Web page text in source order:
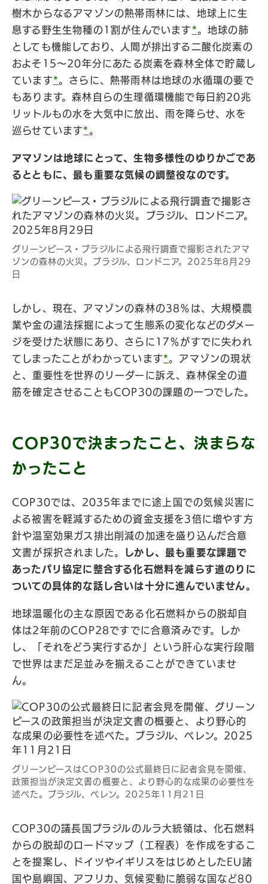
樹木からなるアマゾンの熱帯雨林には、地球上に生
息する野生生物種の1割が住んでいます*。地球の肺
としても機能しており、人間が排出する二酸化炭素の
およそ15〜20年分にあたる炭素を森林全体で貯蔵し
ています*。さらに、熱帯雨林は地球の水循環の要で
もあります。森林自らの生理循環機能で毎日約20兆
リットルもの水を大気中に放出、雨を降らせ、水を
巡らせています* 。
アマゾンは地球にとって、生物多様性のゆりかごであ
るとともに、最も重要な気候の調整役なのです。
グリーンピース・ブラジルによる飛行調査で撮影されたアマ
ゾンの森林の火災。ブラジル、ロンドニア。2025年8月29
日
しかし、現在、アマゾンの森林の38％は、大規模農
業や金の違法採掘によって生態系の変化などのダメー
ジを受けた状態にあり、さらに17％がすでに失われ
てしまったことがわかっています*。アマゾンの現状
と、重要性を世界のリーダーに訴え、森林保全の道
筋を確定させることもCOP30の課題の一つでした。
COP30で決まったこと、決まらな
かったこと
COP30では、2035年までに途上国での気候災害に
よる被害を軽減するための資金支援を3倍に増やす方
針や温室効果ガス排出削減の加速を盛り込んだ合意
文書が採択されました。
しかし、最も重要な課題で
あったパリ協定に整合する化石燃料を減らす道のりに
ついての具体的な話し合いは十分に進んでいません。
地球温暖化の主な原因である化石燃料からの脱却自
体は2年前のCOP28ですでに合意済みです。しか
し、「それをどう実行するか」という肝心な実行段階
で世界はまだ足並みを揃えることができていませ
ん。
グリーンピースはCOP30の公式最終日に記者会見を開催、
政策担当が決定文書の概要と、より野心的な成果の必要性を
述べた。ブラジル、ベレン。2025年11月21日
COP30の議長国ブラジルのルラ大統領は、化石燃料
からの脱却のロードマップ（工程表）を作成をするこ
とを提案し、ドイツやイギリスをはじめとしたEU諸
国や島嶼国、アフリカ、気候変動に脆弱な国など80